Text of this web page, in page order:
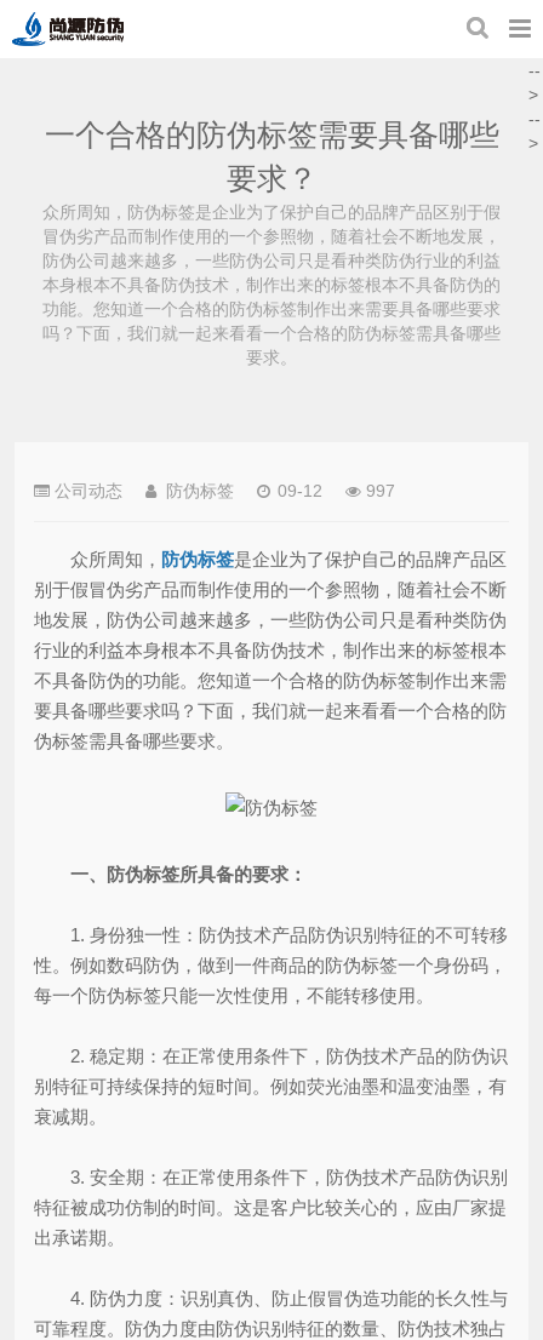
一个合格的防伪标签需要具备哪些
要求？
众所周知，防伪标签是企业为了保护自己的品牌产品区别于假
冒伪劣产品而制作使用的一个参照物，随着社会不断地发展，
防伪公司越来越多，一些防伪公司只是看种类防伪行业的利益
本身根本不具备防伪技术，制作出来的标签根本不具备防伪的
功能。您知道一个合格的防伪标签制作出来需要具备哪些要求
吗？下面，我们就一起来看看一个合格的防伪标签需具备哪些
要求。
公司动态 防伪标签 09-12 997
众所周知， 防伪标签是企业为了保护自己的品牌产品区
别于假冒伪劣产品而制作使用的一个参照物，随着社会不断
地发展，防伪公司越来越多，一些防伪公司只是看种类防伪
行业的利益本身根本不具备防伪技术，制作出来的标签根本
不具备防伪的功能。您知道一个合格的防伪标签制作出来需
要具备哪些要求吗？下面，我们就一起来看看一个合格的防
伪标签需具备哪些要求。
一、防伪标签所具备的要求：
1. 身份独一性：防伪技术产品防伪识别特征的不可转移
性。例如数码防伪，做到一件商品的防伪标签一个身份码，
每一个防伪标签只能一次性使用，不能转移使用。
2. 稳定期：在正常使用条件下，防伪技术产品的防伪识
别特征可持续保持的短时间。例如荧光油墨和温变油墨，有
衰减期。
3. 安全期：在正常使用条件下，防伪技术产品防伪识别
特征被成功仿制的时间。这是客户比较关心的，应由厂家提
出承诺期。
4. 防伪力度：识别真伪、防止假冒伪造功能的长久性与
可靠程度。防伪力度由防伪识别特征的数量、防伪技术独占
--
>
--
>